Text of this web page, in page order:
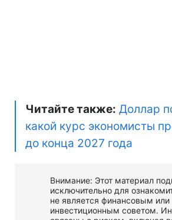
Читайте также: Доллар
какой курс экономисты
до конца 2027 года
Внимание: Этот материал
исключительно для
не является финансовым или
инвестиционным советом.